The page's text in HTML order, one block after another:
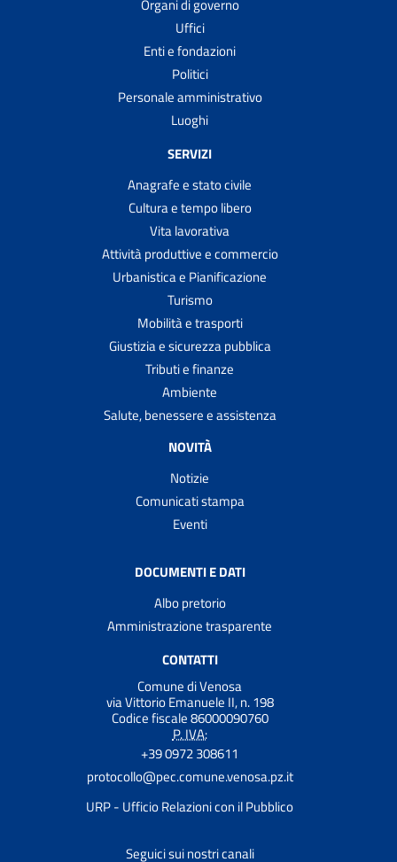
Organi di governo
Uffici
Enti e fondazioni
Politici
Personale amministrativo
Luoghi
SERVIZI
Anagrafe e stato civile
Cultura e tempo libero
Vita lavorativa
Attività produttive e commercio
Urbanistica e Pianificazione
Turismo
Mobilità e trasporti
Giustizia e sicurezza pubblica
Tributi e finanze
Ambiente
Salute, benessere e assistenza
NOVITÀ
Notizie
Comunicati stampa
Eventi
DOCUMENTI E DATI
Albo pretorio
Amministrazione trasparente
CONTATTI
Comune di Venosa
via Vittorio Emanuele II, n. 198
Codice fiscale 86000090760
P. IVA:
+39 0972 308611
protocollo@pec.comune.venosa.pz.it
URP - Ufficio Relazioni con il Pubblico
Seguici sui nostri canali